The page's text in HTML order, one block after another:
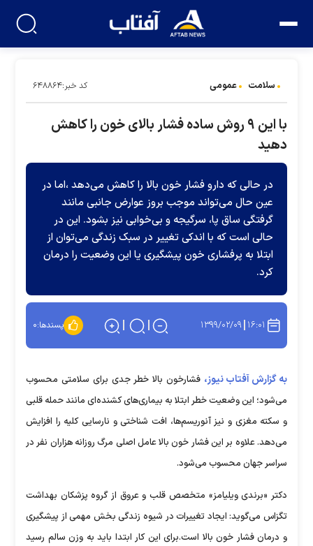
سلامت عمومی کد خبر:۶۴۸۸۶۴
با این ۹ روش ساده فشار بالای خون را کاهش
دهید
در حالی که دارو فشار خون بالا را کاهش می‌دهد ،اما در
عین حال می‌تواند موجب بروز عوارض جانبی مانند
گرفتگی ساق پا، سرگیجه و بی‌خوابی نیز بشود. این در
حالی است که با اندکی تغییر در سبک زندگی می‌توان از
ابتلا به پرفشاری خون پیشگیری یا این وضعیت را درمان
کرد.
۱۶:۰۱ ۱۳۹۹/۰۲/۰۹ پسندها:۰
به گزارش آفتاب نیوز، فشارخون بالا خطر جدی برای سلامتی محسوب
می‌شود؛ این وضعیت خطر ابتلا به بیماری‌های کشنده‌ای مانند حمله قلبی
و سکته مغزی و نیز آنوریسم‌ها، افت شناختی و نارسایی کلیه را افزایش
می‌دهد. علاوه بر این فشار خون بالا عامل اصلی مرگ روزانه هزاران نفر در
سراسر جهان محسوب می‌شود.
دکتر «برندی ویلیامز» متخصص قلب و عروق از گروه پزشکان بهداشت
تگزاس می‌گوید: ایجاد تغییرات در شیوه زندگی بخش مهمی از پیشگیری
و درمان فشار خون بالا است.برای این کار ابتدا باید به وزن سالم رسید